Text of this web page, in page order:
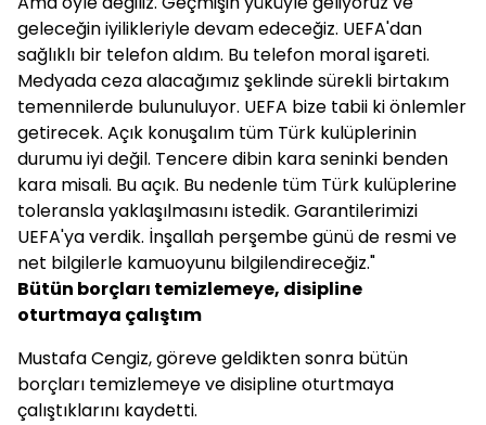
geleceğin iyilikleriyle devam edeceğiz. UEFA'dan
sağlıklı bir telefon aldım. Bu telefon moral işareti.
Medyada ceza alacağımız şeklinde sürekli birtakım
temennilerde bulunuluyor. UEFA bize tabii ki önlemler
getirecek. Açık konuşalım tüm Türk kulüplerinin
durumu iyi değil. Tencere dibin kara seninki benden
kara misali. Bu açık. Bu nedenle tüm Türk kulüplerine
toleransla yaklaşılmasını istedik. Garantilerimizi
UEFA'ya verdik. İnşallah perşembe günü de resmi ve
net bilgilerle kamuoyunu bilgilendireceğiz."
Bütün borçları temizlemeye, disipline
oturtmaya çalıştım
Mustafa Cengiz, göreve geldikten sonra bütün
borçları temizlemeye ve disipline oturtmaya
çalıştıklarını kaydetti.